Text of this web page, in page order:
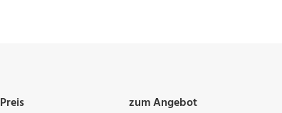
Preis
zum Angebot